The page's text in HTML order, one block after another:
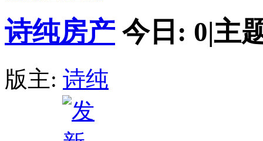
诗纯房产 今日: 0|主
版主: 诗纯